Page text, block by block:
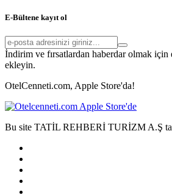
E-Bültene kayıt ol
İndirim ve fırsatlardan haberdar olmak için
ekleyin.
OtelCenneti.com, Apple Store'da!
Bu site TATİL REHBERİ TURİZM A.Ş